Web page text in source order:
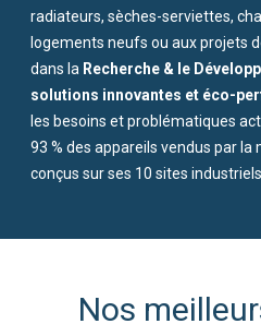
Recherche & le
solutions innovantes et éco-